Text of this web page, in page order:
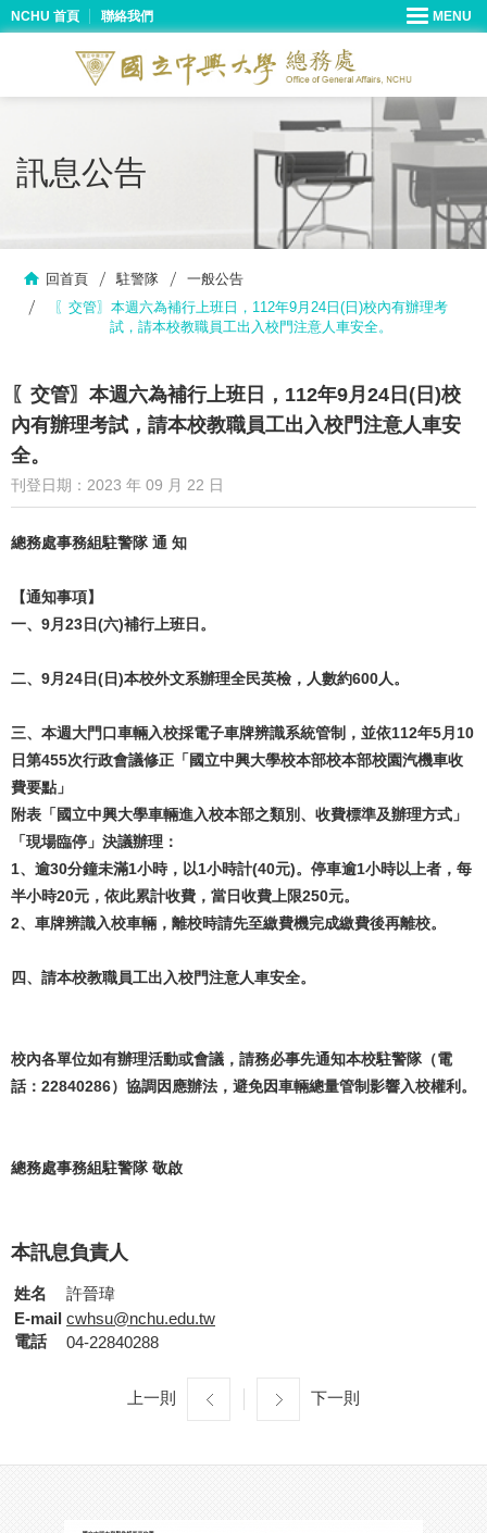
NCHU 首頁 聯絡我們
訊息公告
回首頁 駐警隊
一般公告
〖交管〗本週六為補行上班日，112年9月24日(日)校內有辦理考
試，請本校教職員工出入校門注意人車安全。
〖交管〗本週六為補行上班日，112年9月24日(日)校
內有辦理考試，請本校教職員工出入校門注意人車安
全。
刊登日期：2023 年 09 月 22 日
總務處事務組駐警隊 通 知
【通知事項】
一、9月23日(六)補行上班日。
二、9月24日(日)本校外文系辦理全民英檢，人數約600人。
三、本週大門口車輛入校採電子車牌辨識系統管制，並依112年5月10
日第455次行政會議修正「國立中興大學校本部校本部校園汽機車收
費要點」
附表「國立中興大學車輛進入校本部之類別、收費標準及辦理方式」
「現場臨停」決議辦理：
1、逾30分鐘未滿1小時，以1小時計(40元)。停車逾1小時以上者，每
半小時20元，依此累計收費，當日收費上限250元。
2、車牌辨識入校車輛，離校時請先至繳費機完成繳費後再離校。
四、請本校教職員工出入校門注意人車安全。
校內各單位如有辦理活動或會議，請務必事先通知本校駐警隊（電
話：22840286）協調因應辦法，避免因車輛總量管制影響入校權利。
總務處事務組駐警隊 敬啟
本訊息負責人
姓名
許晉瑋
E-mail cwhsu@nchu.edu.tw
電話
04-22840288
上一則 下一則